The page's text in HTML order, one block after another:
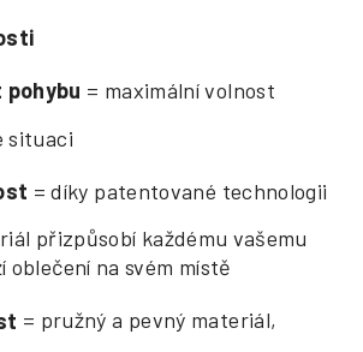
pohybu = maximální volnost
situaci
= díky patentované technologii
přizpůsobí každému vašemu
oblečení na svém místě
= pružný a pevný materiál,